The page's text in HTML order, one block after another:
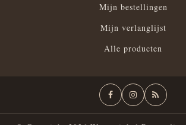
Mijn bestellingen
Mijn verlanglijst
Alle producten